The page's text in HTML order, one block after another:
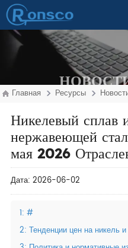
Главная Ресурсы
Никелевый сплав
нержавеющей
мая 2026
Дата: 2026-06-02
1: #
2: Тенденции цен на никель